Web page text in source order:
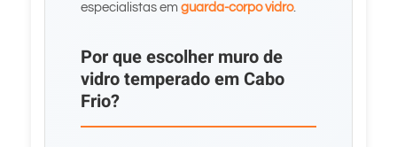
especialistas em guarda-corpo vidro.
Por que escolher muro de
vidro temperado em Cabo
Frio?